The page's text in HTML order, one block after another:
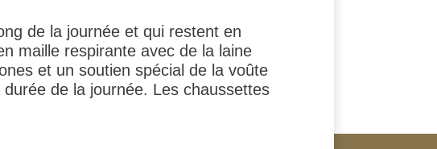
de la journée et qui restent en
maille respirante avec de la laine
et un soutien spécial de la voûte
de la journée. Les chaussettes